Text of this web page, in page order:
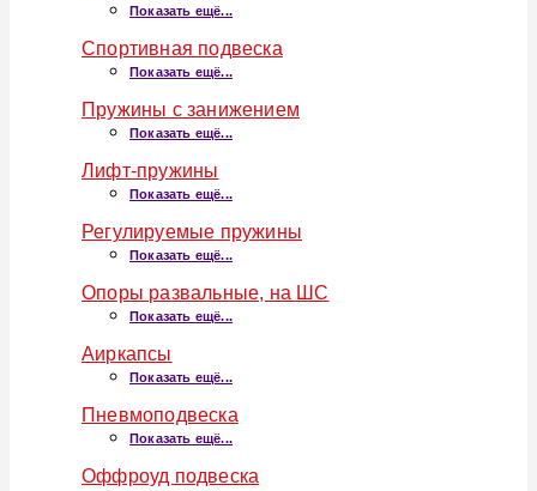
Показать ещё...
Спортивная подвеска
Показать ещё...
Пружины с занижением
Показать ещё...
Лифт-пружины
Показать ещё...
Регулируемые пружины
Показать ещё...
Опоры развальные, на ШС
Показать ещё...
Аиркапсы
Показать ещё...
Пневмоподвеска
Показать ещё...
Оффроуд подвеска